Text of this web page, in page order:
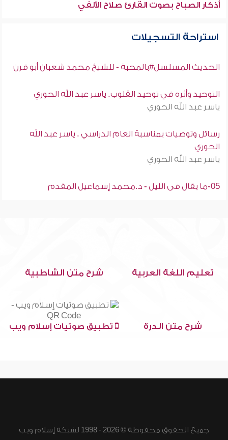
أذكار الصباح بصوت القارئ صلاح الألفي
استراحة التسجيلات
الحديث المسلسل#بالمحبة - للشيخ محمد شعبان أبو قرن
التوحيد وأثره في توحيد القلوب. ياسر عبد الله الحوري
ياسر عبد الله الحوري
رسائل وتوصيات بمناسبة العام الدراسي . ياسر عبد الله
الحوري
ياسر عبد الله الحوري
05-ما يقال فى الليل - د.محمد إسماعيل المقدم
تعليم اللغة العربية شرح متن الشاطبية
شرح متن الدرة تطبيق صوتيات إسلام ويب
جميع الحقوق محفوظة © 2026 - 1998 لشبكة إسلام ويب